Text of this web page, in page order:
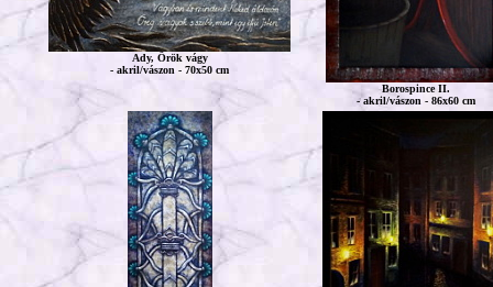
Ady, Örök vágy
- akril/vászon - 70x50 cm
Borospince II.
- akril/vászon - 86x60 cm